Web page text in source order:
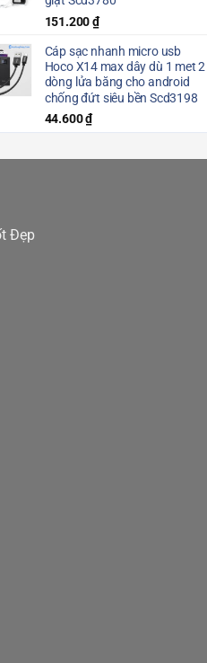
151.200₫
Cáp sạc nhanh micro usb
Hoco X14 max dây dù 1 met 2
dòng lửa băng cho android
chống đứt siêu bền Scd3198
44.600₫
Đẹp